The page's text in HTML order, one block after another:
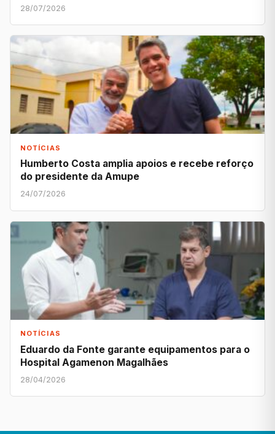
28/07/2026
NOTÍCIAS
Humberto Costa amplia apoios e recebe reforço
do presidente da Amupe
24/07/2026
NOTÍCIAS
Eduardo da Fonte garante equipamentos para o
Hospital Agamenon Magalhães
28/04/2026